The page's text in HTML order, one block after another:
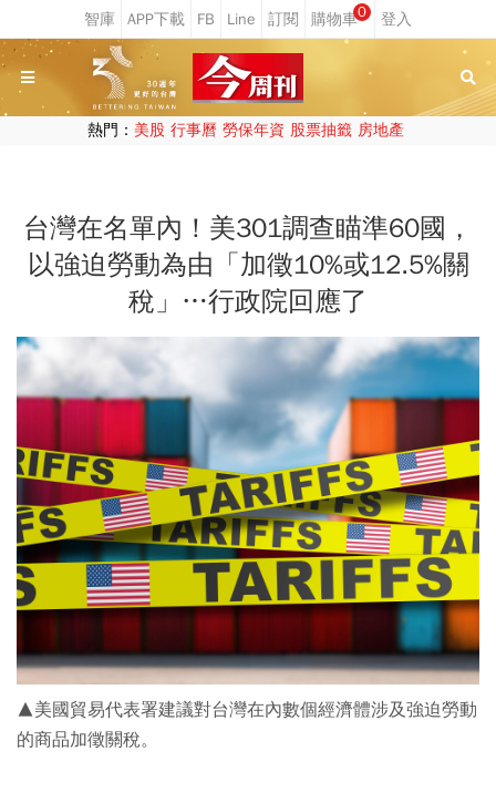
0
熱門： 美股 行事曆 勞保年資 股票抽籤 房地產
台灣在名單內！美301調查瞄準60國，
以強迫勞動為由「加徵10%或12.5%關
稅」…行政院回應了
▲美國貿易代表署建議對台灣在內數個經濟體涉及強迫勞動
的商品加徵關稅。